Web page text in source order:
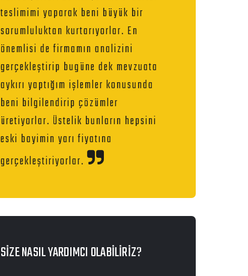
teslimimi yaparak beni büyük bir
sorumluluktan kurtarıyorlar. En
önemlisi de firmamın analizini
gerçekleştirip bugüne dek mevzuata
aykırı yaptığım işlemler konusunda
beni bilgilendirip çözümler
üretiyorlar. Üstelik bunların hepsini
eski bayimin yarı fiyatına
gerçekleştiriyorlar.
SİZE NASIL YARDIMCI OLABİLİRİZ?